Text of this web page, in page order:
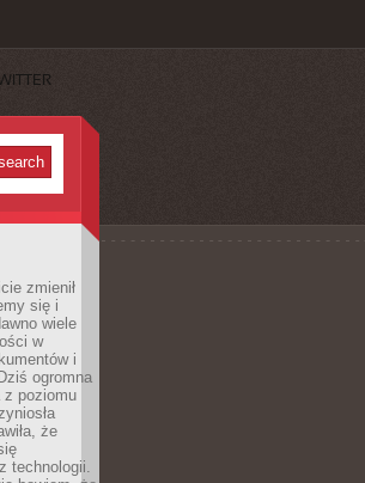
zmienił
się i
wiele
w
i
ogromna
z poziomu
że
technologii.